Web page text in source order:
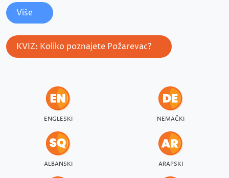
ENGLESKI NEMAČKI
ALBANSKI ARAPSKI
Više
KVIZ: Koliko poznajete Požarevac?